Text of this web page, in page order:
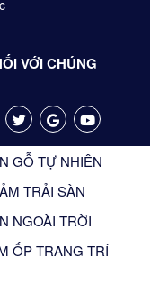
VỚI CHÚNG
GỖ TỰ NHIÊN
TRẢI SÀN
NGOÀI TRỜI
ỐP TRANG TRÍ